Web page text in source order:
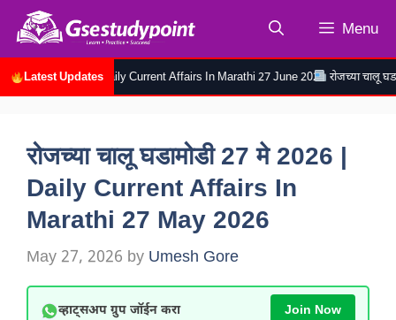
Skip
content
Menu
Latest Updates
| Daily Current Affairs In Marathi 27 June 2026रोजच्या चालू घडामोडी २६ जुन
रोजच्या चालू घडामोडी 27 मे 2026 |
Daily Current Affairs In
Marathi 27 May 2026
May 27, 2026 by Umesh Gore
व्हाट्सअप ग्रुप जॉईन करा Join Now